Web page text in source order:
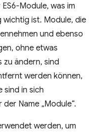
Module, was im
wichtig ist. Module, die
und ebenso
ohne etwas
zu ändern, sind
werden können,
sind in sich
der Name „Module“.
werden, um